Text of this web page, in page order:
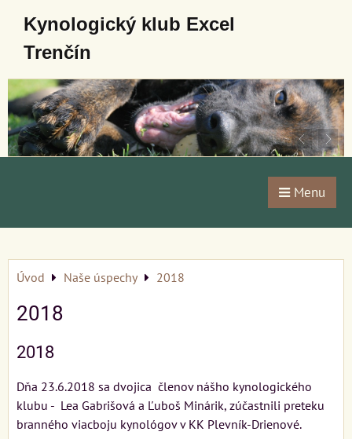
Kynologický klub Excel
Trenčín
Menu
Úvod Naše úspechy 2018
2018
2018
Dňa 23.6.2018 sa dvojica členov nášho kynologického
klubu - Lea Gabrišová a Ľuboš Minárik, zúčastnili preteku
branného viacboju kynológov v KK Plevník-Drienové.